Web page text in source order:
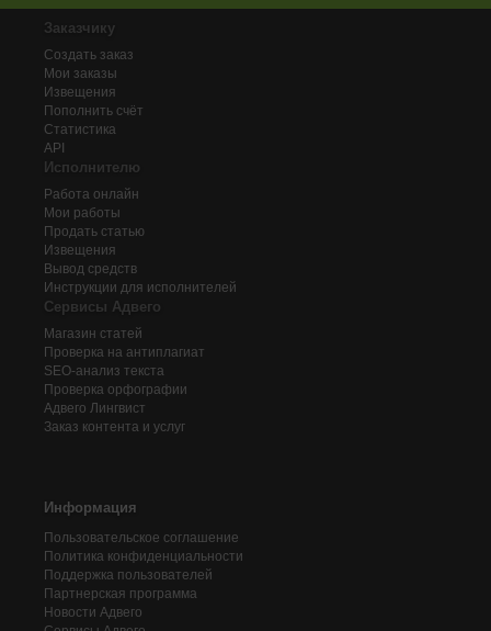
Заказчику
Создать заказ
Мои заказы
Извещения
Пополнить счёт
Статистика
API
Исполнителю
Работа онлайн
Мои работы
Продать статью
Извещения
Вывод средств
Инструкции для исполнителей
Сервисы Адвего
Магазин статей
Проверка на антиплагиат
SEO-анализ текста
Проверка орфографии
Адвего Лингвист
Заказ контента и услуг
Информация
Пользовательское соглашение
Политика конфиденциальности
Поддержка пользователей
Партнерская программа
Новости Адвего